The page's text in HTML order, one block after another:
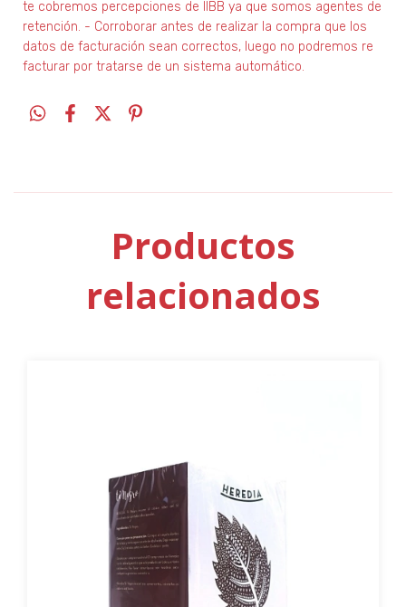
te cobremos percepciones de IIBB ya que somos agentes de
retención. - Corroborar antes de realizar la compra que los
datos de facturación sean correctos, luego no podremos re
facturar por tratarse de un sistema automático.
Productos
relacionados